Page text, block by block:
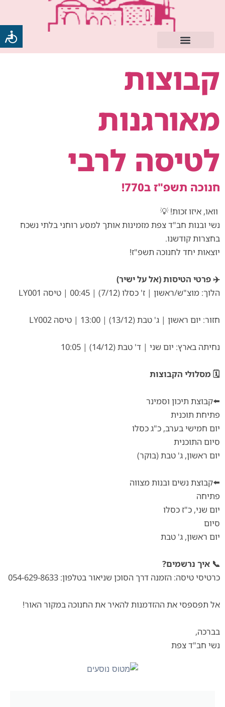
קבוצות
מאורגנות
לטיסה לרבי
חנוכה תשפ"ז ב770!
וואו, איזו זכות! 💡
נשי ובנות חב"ד צפת מזמינות אותך למסע רוחני בלתי נשכח
בחצרות קודשנו.
יוצאות יחד לחנוכה תשפ"ז!
✈️ פרטי הטיסות (אל על ישיר)
הלוך: מוצ"ש/ראשון | ז' כסלו (7/12) | 00:45 | טיסה LY001
חזור: יום ראשון | ג' טבת (13/12) | 13:00 | טיסה LY002
נחיתה בארץ: יום שני | ד' טבת (14/12) | 10:05
🗓️ מסלולי הקבוצות
⬅️קבוצת תיכון וסמינר
פתיחת תוכנית
יום חמישי בערב, כ"ג כסלו
סיום התוכנית
יום ראשון, ג' טבת (בוקר)
⬅️קבוצת נשים ובנות מצווה
פתיחה
יום שני, כ"ז כסלו
סיום
יום ראשון, ג' טבת
📞 איך נרשמים?
כרטיסי טיסה: הזמנה דרך הסוכן שניאור בטלפון: 054-629-8633
אל תפספסי את ההזדמנות להאיר את החנוכה במקור האור!
בברכה,
נשי חב"ד צפת